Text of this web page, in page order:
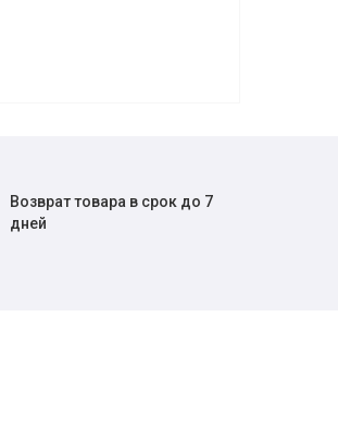
Возврат товара в срок до 7
дней